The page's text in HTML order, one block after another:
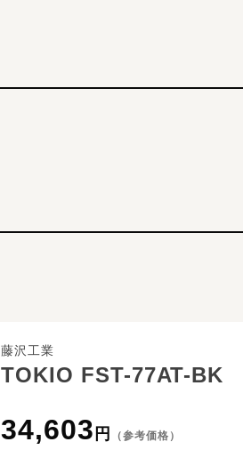
藤沢工業
TOKIO FST-77AT-BK
34,603 円 （参考価格）